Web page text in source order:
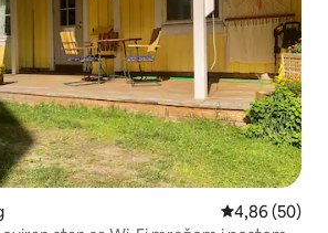
prosječna
4,86 (50)